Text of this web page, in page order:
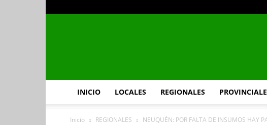
INICIO LOCALES REGIONALES
Inicio REGIONALES NEUQUÉN: POR FALTA DE INSUMOS HAY